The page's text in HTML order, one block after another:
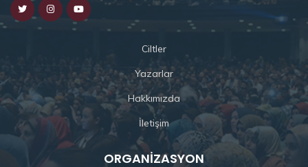
Ciltler
Yazarlar
Hakkımızda
İletişim
ORGANIZASYON